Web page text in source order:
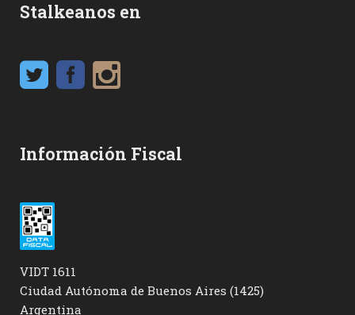
Stalkeanos en
Información Fiscal
VIDT 1611
Ciudad Autónoma de Buenos Aires (1425)
Argentina